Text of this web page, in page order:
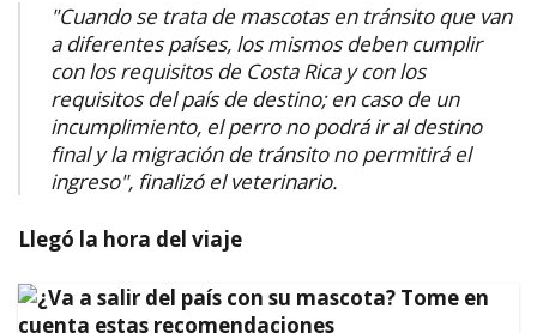
"Cuando se trata de mascotas en tránsito que van
a diferentes países, los mismos deben cumplir
con los requisitos de Costa Rica y con los
requisitos del país de destino; en caso de un
incumplimiento, el perro no podrá ir al destino
final y la migración de tránsito no permitirá el
ingreso", finalizó el veterinario.
Llegó la hora del viaje